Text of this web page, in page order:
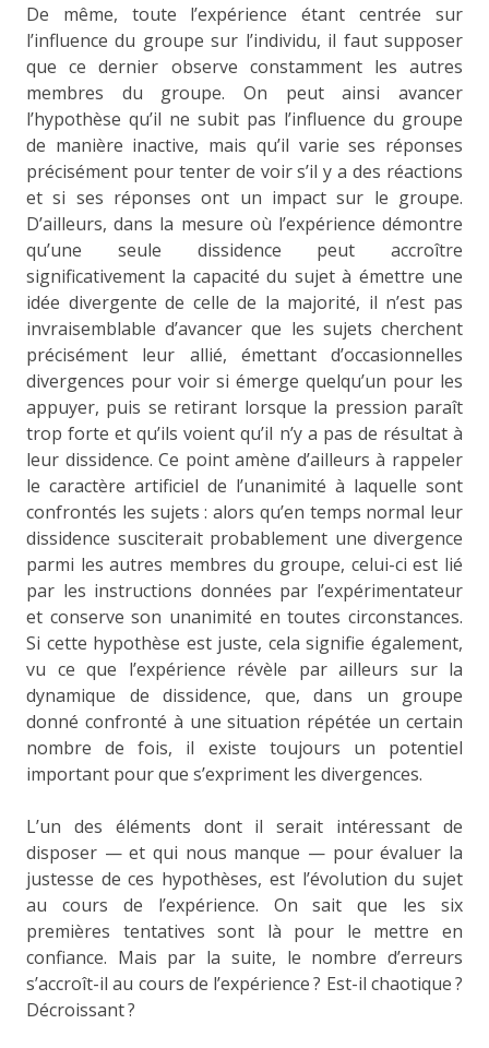
De même, toute l’expérience étant centrée sur
l’influence du groupe sur l’individu, il faut supposer
que ce dernier observe constamment les autres
membres du groupe. On peut ainsi avancer
l’hypothèse qu’il ne subit pas l’influence du groupe
de manière inactive, mais qu’il varie ses réponses
précisément pour tenter de voir s’il y a des réactions
et si ses réponses ont un impact sur le groupe.
D’ailleurs, dans la mesure où l’expérience démontre
qu’une seule dissidence peut accroître
significativement la capacité du sujet à émettre une
idée divergente de celle de la majorité, il n’est pas
invraisemblable d’avancer que les sujets cherchent
précisément leur allié, émettant d’occasionnelles
divergences pour voir si émerge quelqu’un pour les
appuyer, puis se retirant lorsque la pression paraît
trop forte et qu’ils voient qu’il n’y a pas de résultat à
leur dissidence. Ce point amène d’ailleurs à rappeler
le caractère artificiel de l’unanimité à laquelle sont
confrontés les sujets : alors qu’en temps normal leur
dissidence susciterait probablement une divergence
parmi les autres membres du groupe, celui-ci est lié
par les instructions données par l’expérimentateur
et conserve son unanimité en toutes circonstances.
Si cette hypothèse est juste, cela signifie également,
vu ce que l’expérience révèle par ailleurs sur la
dynamique de dissidence, que, dans un groupe
donné confronté à une situation répétée un certain
nombre de fois, il existe toujours un potentiel
important pour que s’expriment les divergences.
L’un des éléments dont il serait intéressant de
disposer — et qui nous manque — pour évaluer la
justesse de ces hypothèses, est l’évolution du sujet
au cours de l’expérience. On sait que les six
premières tentatives sont là pour le mettre en
confiance. Mais par la suite, le nombre d’erreurs
s’accroît-il au cours de l’expérience ? Est-il chaotique ?
Décroissant ?